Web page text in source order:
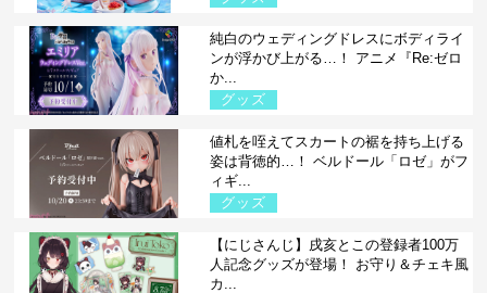
純白のウェディングドレスにボディライ
ンが浮かび上がる…！ アニメ『Re:ゼロ
か...
グッズ
値札を咥えてスカートの裾を持ち上げる
姿は背徳的…！ ベルドール「ロゼ」がフ
ィギ...
グッズ
【にじさんじ】戌亥とこの登録者100万
人記念グッズが登場！ お守り＆チェキ風
カ...